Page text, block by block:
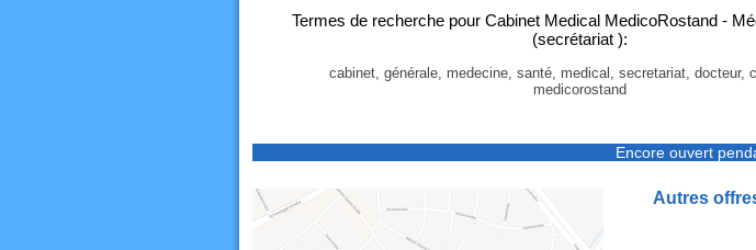
Termes de recherche pour Cabinet Medical MedicoRostand -
(secrétariat ):
cabinet, générale, medecine, santé, medical, secretariat, docteur,
medicorostand
Encore ouvert
Autres